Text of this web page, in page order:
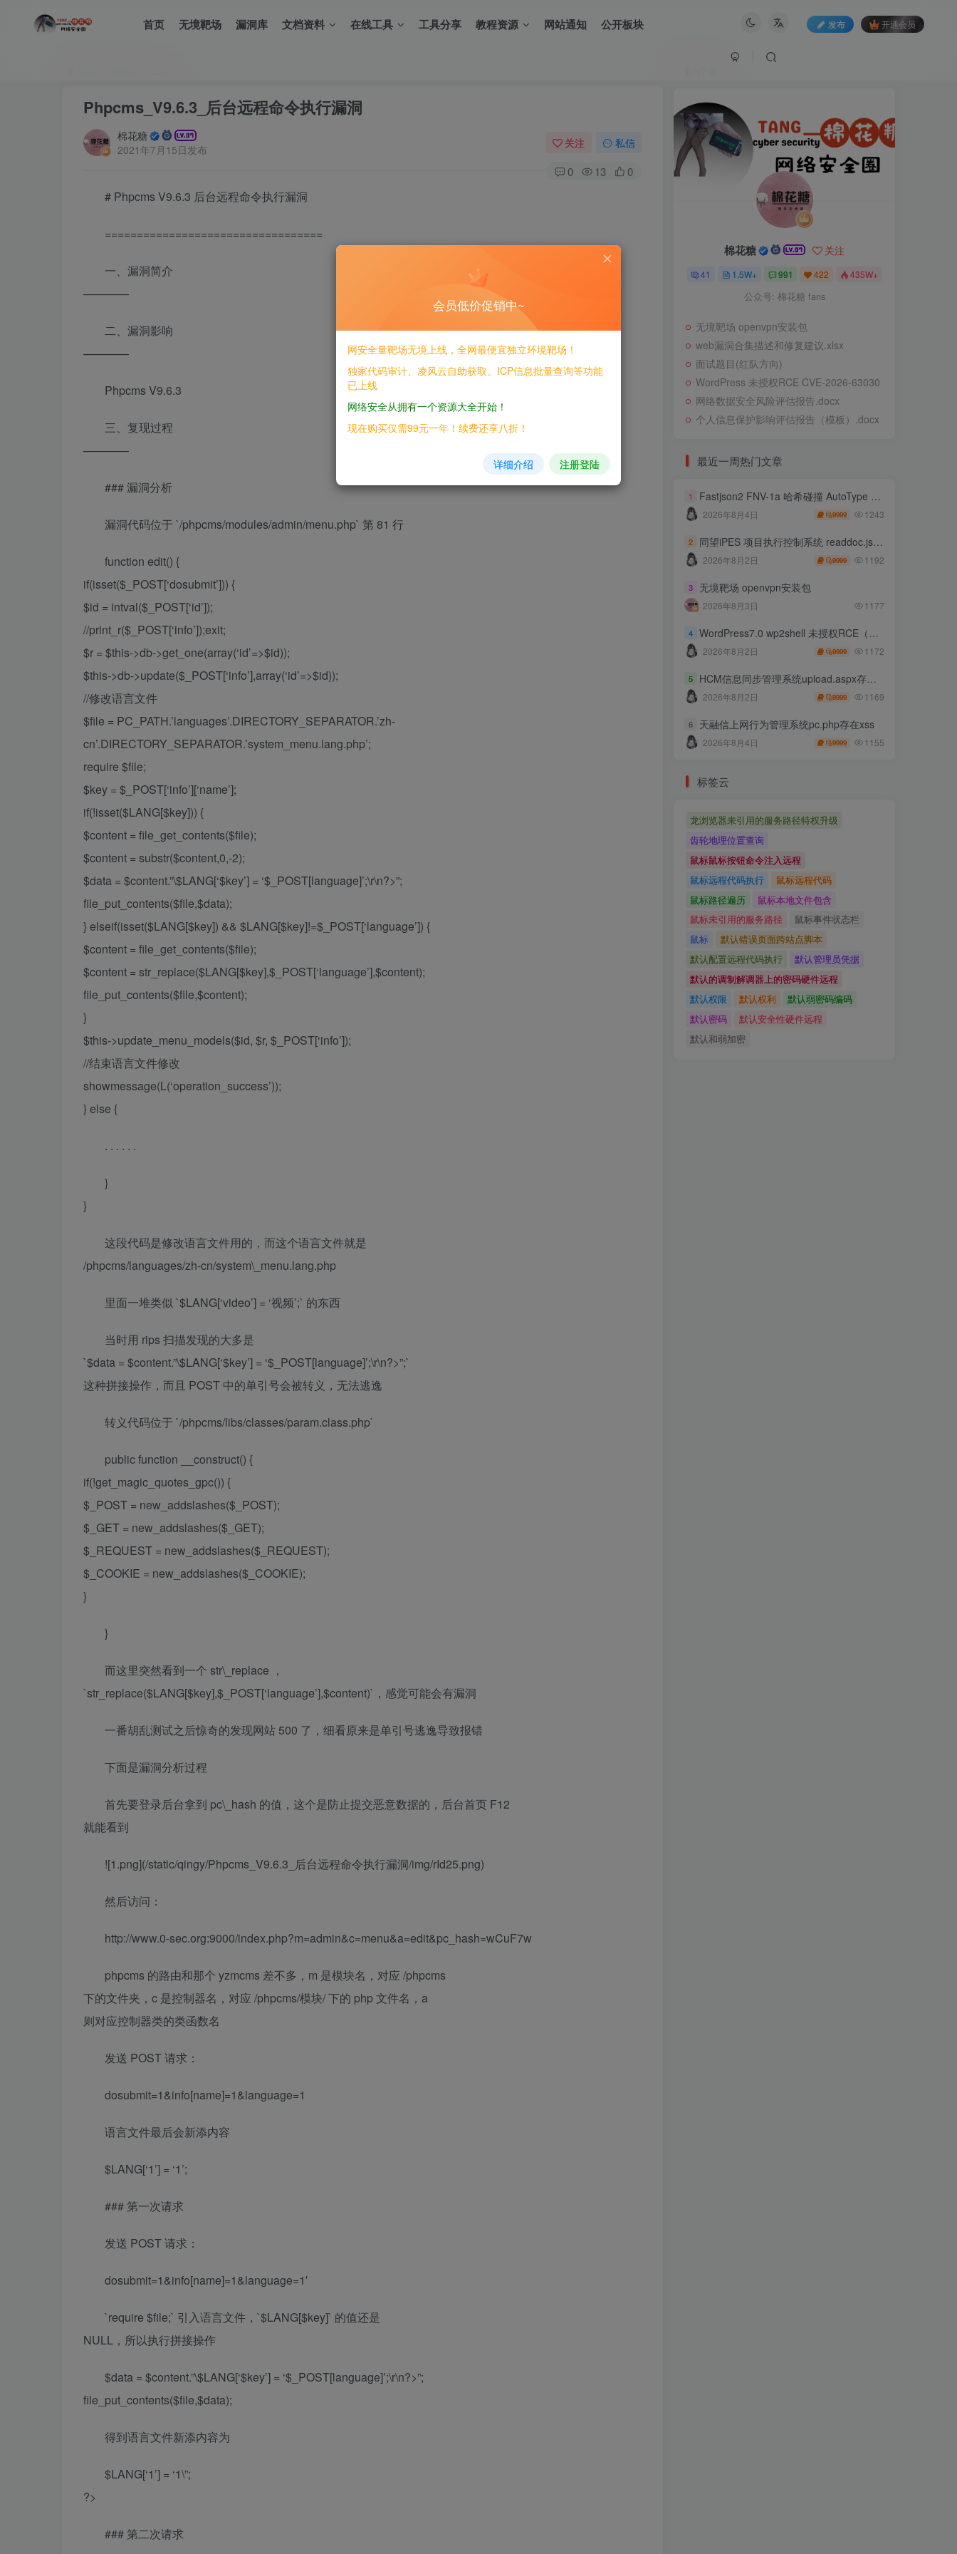
首页 无境靶场 漏洞库 文档资料 在线工具 工具分享 教程资源 网站通知 公开板块 发布 开通会员
Phpcms_V9.6.3_后台远程命令执行漏洞
棉花糖
2021年7月15日发布
关注 私信
0 13 0
# Phpcms V9.6.3 后台远程命令执行漏洞
==================================
一、漏洞简介
————
二、漏洞影响
————
Phpcms V9.6.3
三、复现过程
————
### 漏洞分析
漏洞代码位于 `/phpcms/modules/admin/menu.php` 第 81 行
function edit() {
if(isset($_POST[‘dosubmit’])) {
$id = intval($_POST[‘id’]);
//print_r($_POST[‘info’]);exit;
$r = $this->db->get_one(array(‘id’=>$id));
$this->db->update($_POST[‘info’],array(‘id’=>$id));
//修改语言文件
$file = PC_PATH.’languages’.DIRECTORY_SEPARATOR.’zh-
cn’.DIRECTORY_SEPARATOR.’system_menu.lang.php’;
require $file;
$key = $_POST[‘info’][‘name’];
if(!isset($LANG[$key])) {
$content = file_get_contents($file);
$content = substr($content,0,-2);
$data = $content.”\$LANG[‘$key’] = ‘$_POST[language]’;\r\n?>”;
file_put_contents($file,$data);
} elseif(isset($LANG[$key]) && $LANG[$key]!=$_POST[‘language’]) {
$content = file_get_contents($file);
$content = str_replace($LANG[$key],$_POST[‘language’],$content);
file_put_contents($file,$content);
}
$this->update_menu_models($id, $r, $_POST[‘info’]);
//结束语言文件修改
showmessage(L(‘operation_success’));
} else {
. . . . . .
}
}
这段代码是修改语言文件用的，而这个语言文件就是
/phpcms/languages/zh-cn/system\_menu.lang.php
里面一堆类似 `$LANG[‘video’] = ‘视频’;` 的东西
当时用 rips 扫描发现的大多是
`$data = $content.”\$LANG[‘$key’] = ‘$_POST[language]’;\r\n?>”;`
这种拼接操作，而且 POST 中的单引号会被转义，无法逃逸
转义代码位于 `/phpcms/libs/classes/param.class.php`
public function __construct() {
if(!get_magic_quotes_gpc()) {
$_POST = new_addslashes($_POST);
$_GET = new_addslashes($_GET);
$_REQUEST = new_addslashes($_REQUEST);
$_COOKIE = new_addslashes($_COOKIE);
}
}
而这里突然看到一个 str\_replace ，
`str_replace($LANG[$key],$_POST[‘language’],$content)`，感觉可能会有漏洞
一番胡乱测试之后惊奇的发现网站 500 了，细看原来是单引号逃逸导致报错
下面是漏洞分析过程
首先要登录后台拿到 pc\_hash 的值，这个是防止提交恶意数据的，后台首页 F12
就能看到
![1.png](/static/qingy/Phpcms_V9.6.3_后台远程命令执行漏洞/img/rId25.png)
然后访问：
http://www.0-sec.org:9000/index.php?m=admin&c=menu&a=edit&pc_hash=wCuF7w
phpcms 的路由和那个 yzmcms 差不多，m 是模块名，对应 /phpcms
下的文件夹，c 是控制器名，对应 /phpcms/模块/ 下的 php 文件名，a
则对应控制器类的类函数名
发送 POST 请求：
dosubmit=1&info[name]=1&language=1
语言文件最后会新添内容
$LANG[‘1’] = ‘1’;
### 第一次请求
发送 POST 请求：
dosubmit=1&info[name]=1&language=1′
`require $file;` 引入语言文件，`$LANG[$key]` 的值还是
NULL，所以执行拼接操作
$data = $content.”\$LANG[‘$key’] = ‘$_POST[language]’;\r\n?>”;
file_put_contents($file,$data);
得到语言文件新添内容为
$LANG[‘1’] = ‘1\”;
?>
### 第二次请求
棉花糖 关注
41 1.5W+ 991 422 435W+
公众号: 棉花糖 fans
无境靶场 openvpn安装包
web漏洞合集描述和修复建议.xlsx
面试题目(红队方向)
WordPress 未授权RCE CVE-2026-63030
网络数据安全风险评估报告.docx
个人信息保护影响评估报告（模板）.docx
最近一周热门文章
1 Fastjson2 FNV-1a 哈希碰撞 AutoType 绕过远程代码执行
2026年8月4日 9999 1243
2 同望iPES 项目执行控制系统 readdoc.jsp存在任意文件读取
2026年8月2日 9999 1192
3 无境靶场 openvpn安装包
2026年8月3日 1177
4 WordPress7.0 wp2shell 未授权RCE（CVE-2026-63030 CVE-2026-60137）
2026年8月2日 9999 1172
5 HCM信息同步管理系统upload.aspx存在任意文件上传
2026年8月2日 9999 1169
6 天融信上网行为管理系统pc.php存在xss
2026年8月4日 9999 1155
标签云
龙浏览器未引用的服务路径特权升级
齿轮地理位置查询
鼠标鼠标按钮命令注入远程
鼠标远程代码执行
鼠标远程代码
鼠标路径遍历
鼠标本地文件包含
鼠标未引用的服务路径
鼠标事件状态栏
鼠标
默认错误页面跨站点脚本
默认配置远程代码执行
默认管理员凭据
默认的调制解调器上的密码硬件远程
默认权限
默认权利
默认弱密码编码
默认密码
默认安全性硬件远程
默认和弱加密
会员低价促销中~
网安全量靶场无境上线，全网最便宜独立环境靶场！
独家代码审计、凌风云自助获取、ICP信息批量查询等功能
已上线
网络安全从拥有一个资源大全开始！
现在购买仅需99元一年！续费还享八折！
详细介绍 注册登陆